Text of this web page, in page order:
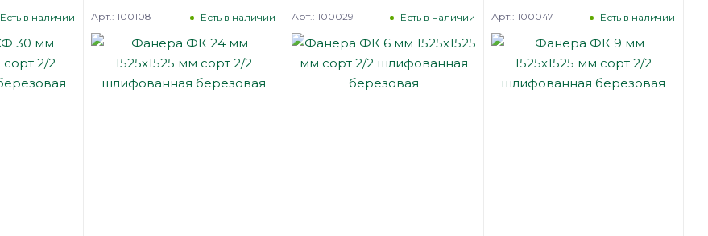
Есть в наличии Есть в наличии
Арт.: 100108 Есть в наличии
Арт.: 100029 Есть в наличии
Арт.: 100047